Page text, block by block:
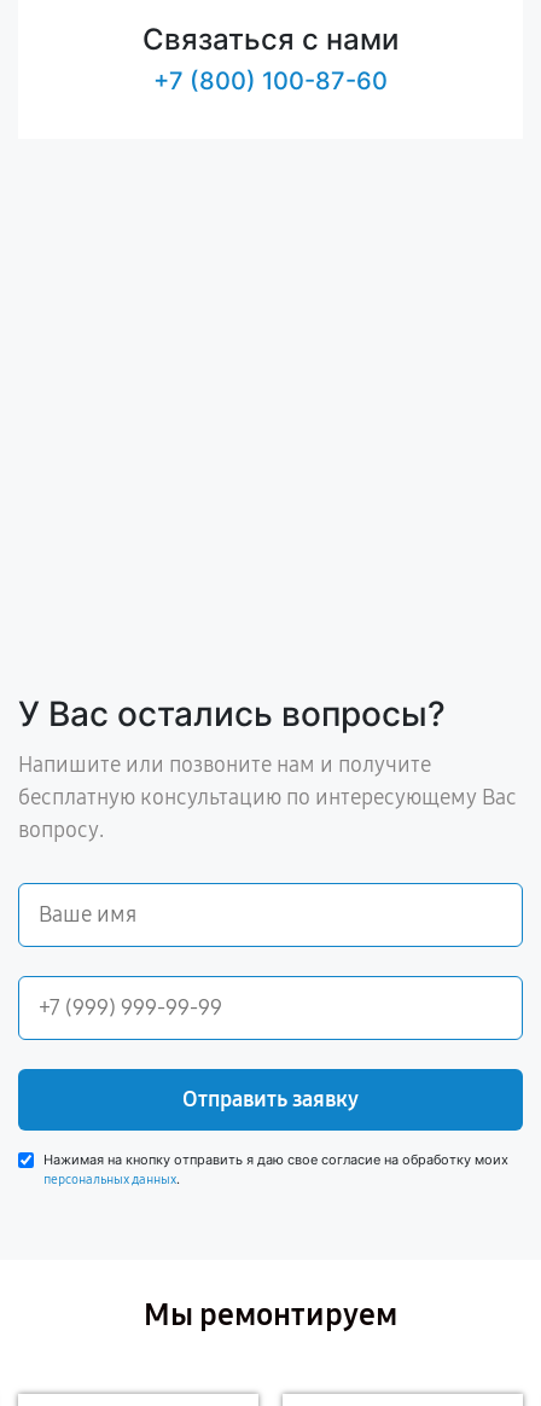
Связаться с нами
+7 (800) 100-87-60
У Вас остались вопросы?
Напишите или позвоните нам и получите
бесплатную консультацию по интересующему Вас
вопросу.
Отправить заявку
Нажимая на кнопку отправить я даю свое согласие на обработку моих
персональных данных.
Мы ремонтируем